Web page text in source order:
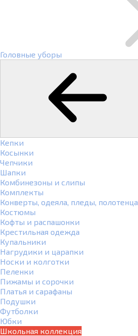
Головные уборы
Кепки
Косынки
Чепчики
Шапки
Комбинезоны и слипы
Комплекты
Конверты, одеяла, пледы, полотенца
Костюмы
Кофты и распашонки
Крестильная одежда
Купальники
Нагрудики и царапки
Носки и колготки
Пеленки
Пижамы и сорочки
Платья и сарафаны
Подушки
Футболки
Юбки
Школьная коллекция